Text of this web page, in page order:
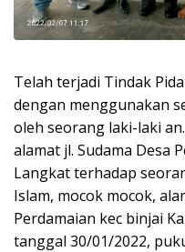
Telah terjadi Tindak
dengan menggunakan
oleh seorang laki-laki
alamat jl. Sudama Desa
Langkat terhadap
Islam, mocok mocok,
Perdamaian kec binjai
tanggal 30/01/2022,